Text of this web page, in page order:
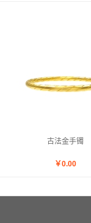
古法金手镯
￥0.00